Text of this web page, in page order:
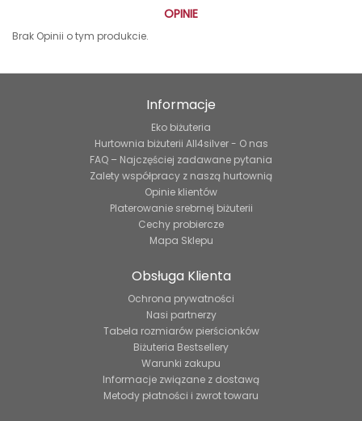
OPINIE
Brak Opinii o tym produkcie.
Informacje
Eko biżuteria
Hurtownia biżuterii All4silver - O nas
FAQ – Najczęściej zadawane pytania
Zalety współpracy z naszą hurtownią
Opinie klientów
Platerowanie srebrnej biżuterii
Cechy probiercze
Mapa Sklepu
Obsługa Klienta
Ochrona prywatności
Nasi partnerzy
Tabela rozmiarów pierścionków
Biżuteria Bestsellery
Warunki zakupu
Informacje związane z dostawą
Metody płatności i zwrot towaru